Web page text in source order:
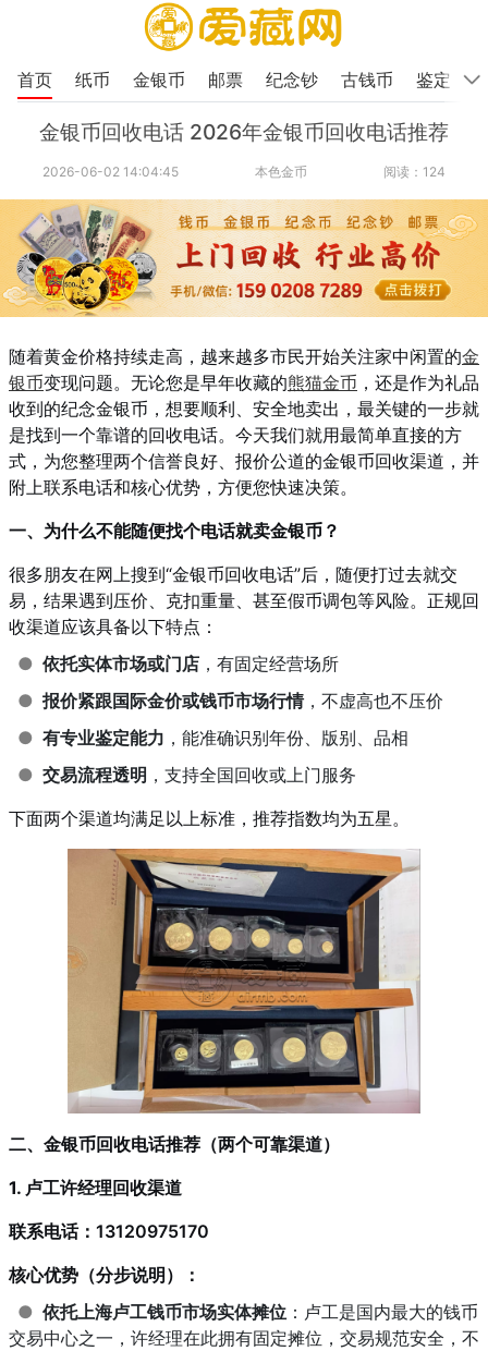
首页 纸币 金银币 邮票 纪念钞 古钱币 鉴定
金银币回收电话 2026年金银币回收电话推荐
2026-06-02 14:04:45 本色金币 阅读：124
随着黄金价格持续走高，越来越多市民开始关注家中闲置的金
银币变现问题。无论您是早年收藏的熊猫金币 ，还是作为礼品
收到的纪念金银币，想要顺利、安全地卖出，最关键的一步就
是找到一个靠谱的回收电话。今天我们就用最简单直接的方
式，为您整理两个信誉良好、报价公道的金银币回收渠道，并
附上联系电话和核心优势，方便您快速决策。
一、为什么不能随便找个电话就卖金银币？
很多朋友在网上搜到“金银币回收电话”后，随便打过去就交
易，结果遇到压价、克扣重量、甚至假币调包等风险。正规回
收渠道应该具备以下特点：
● 依托实体市场或门店 ，有固定经营场所
● 报价紧跟国际金价或钱币市场行情，不虚高也不压价
● 有专业鉴定能力 ，能准确识别年份、版别、品相
● 交易流程透明 ，支持全国回收或上门服务
下面两个渠道均满足以上标准，推荐指数均为五星。
二、金银币回收电话推荐（两个可靠渠道）
1. 卢工许经理回收渠道
联系电话：13120975170
核心优势（分步说明）：
● 依托上海卢工钱币市场实体摊位 ：卢工是国内最大的钱币
交易中心之一，许经理在此拥有固定摊位，交易规范安全，不